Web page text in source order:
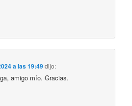
a las 19:49dijo:
amigo mío. Gracias.